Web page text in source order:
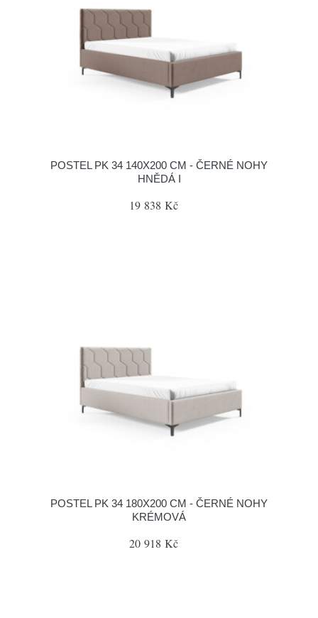
POSTEL PK 34 140X200 CM - ČERNÉ NOHY
HNĚDÁ I
19 838 Kč
POSTEL PK 34 180X200 CM - ČERNÉ NOHY
KRÉMOVÁ
20 918 Kč